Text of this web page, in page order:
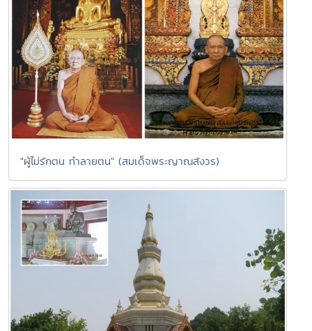
"ผู้ไม่รักตน ทำลายตน" (สมเด็จพระญาณสังวร)